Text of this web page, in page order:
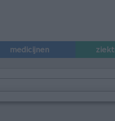
medicijnen